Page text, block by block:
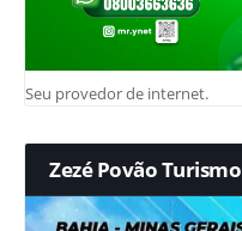
Seu provedor de internet.
Zezé Povão Turismo